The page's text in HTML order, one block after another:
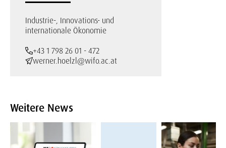
Industrie-, Innovations- und
internationale Ökonomie
+43 1 798 26 01 - 472
werner.hoelzl@wifo.ac.at
Weitere News